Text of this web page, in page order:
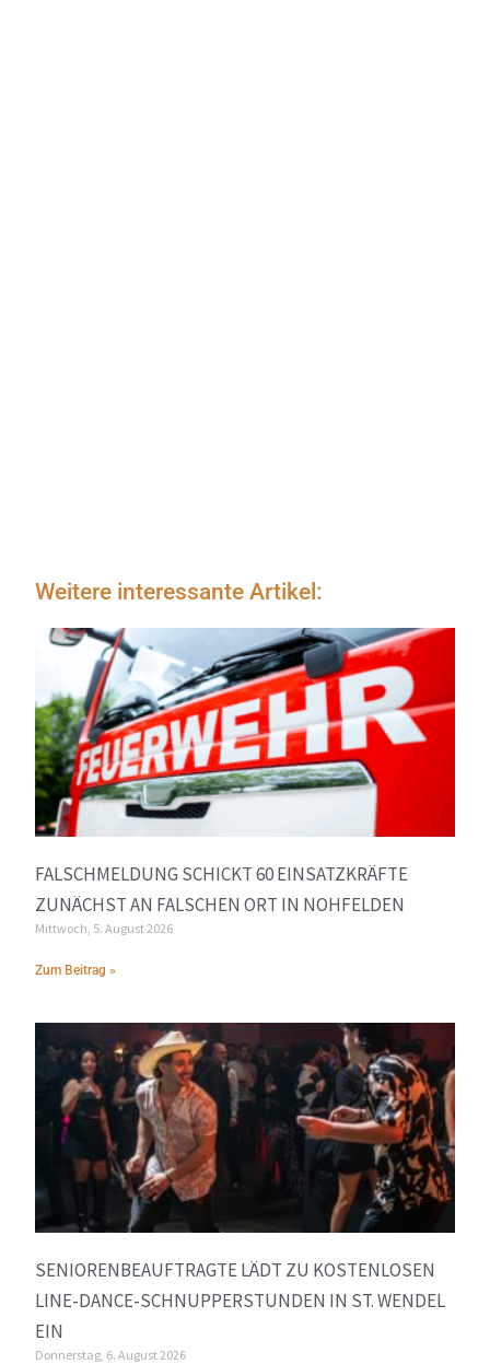
Weitere interessante Artikel:
FALSCHMELDUNG SCHICKT 60 EINSATZKRÄFTE
ZUNÄCHST AN FALSCHEN ORT IN NOHFELDEN
Mittwoch, 5. August 2026
Zum Beitrag »
SENIORENBEAUFTRAGTE LÄDT ZU KOSTENLOSEN
LINE-DANCE-SCHNUPPERSTUNDEN IN ST. WENDEL
EIN
Donnerstag, 6. August 2026